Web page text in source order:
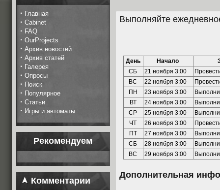
· Главная
· Cabinet
· FAQ
· OurProjects
· Архив новостей
· Архив статей
· Галерея
· Опросы
· Поиск
· Популярное
· Статьи
· Игры и автоматы
Рекомендуем
Комментарии
Выполняйте
День Начало
СБ
21 ноября 3:00
ВС
22 ноября 3:00
ПН
23 ноября 3:00
ВТ
24 ноября 3:00
СР
25 ноября 3:00
ЧТ
26 ноября 3:00
ПТ
27 ноября 3:00
СБ
28 ноября 3:00
ВС
29 ноября 3:00
Дополнительная